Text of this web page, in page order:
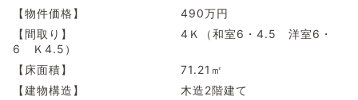
【物件価格】 490万円
【間取り】 4Ｋ（和室6・4.5 洋室6・
6 Ｋ4.5）
【床面積】 71.21㎡
【建物構造】 木造2階建て